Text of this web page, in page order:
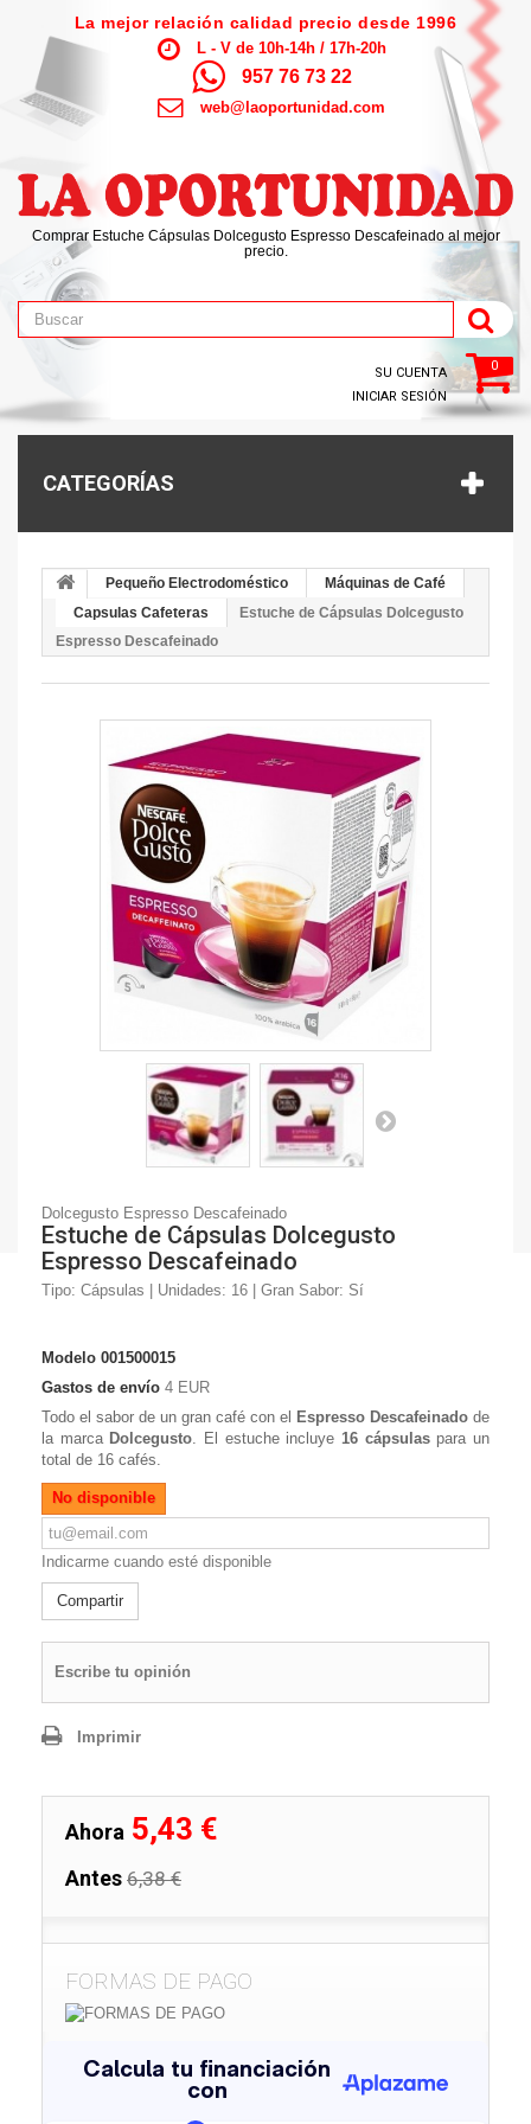
La mejor relación calidad precio desde 1996
L - V de 10h-14h / 17h-20h
957 76 73 22
web@laoportunidad.com
Comprar Estuche Cápsulas Dolcegusto Espresso Descafeinado al mejor
precio.
0
SU CUENTA
INICIAR SESIÓN
CATEGORÍAS
Pequeño Electrodoméstico
Máquinas de Café
Capsulas Cafeteras
Estuche de Cápsulas Dolcegusto
Espresso Descafeinado
Dolcegusto Espresso Descafeinado
Estuche de Cápsulas Dolcegusto
Espresso Descafeinado
Tipo: Cápsulas | Unidades: 16 | Gran Sabor: Sí
Modelo 001500015
Gastos de envío 4 EUR
Todo el sabor de un gran café con el Espresso Descafeinado de
la marca Dolcegusto. El estuche incluye16 cápsulaspara un
total de 16 cafés.
No disponible
Indicarme cuando esté disponible
Compartir
Escribe tu opinión
Imprimir
Ahora 5,43 €
Antes 6,38 €
FORMAS DE PAGO